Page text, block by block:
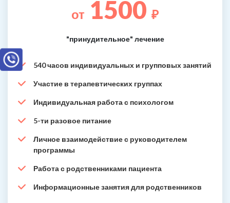
от 1500 ₽
"принудительное" лечение
540 часов индивидуальных и групповых занятий
Участие в терапевтических группах
Индивидуальная работа с психологом
5-ти разовое питание
Личное взаимодействие с руководителем
программы
Работа с родственниками пациента
Информационные занятия для родственников